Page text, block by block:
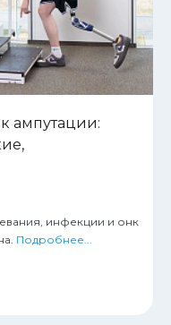
ампутации:
инфекции и онк
Подробнее...